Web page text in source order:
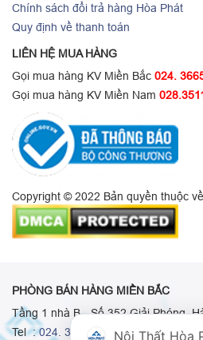
Chính sách đổi trả hàng Hòa Phát
Quy định về thanh toán
LIÊN HỆ MUA HÀNG
Gọi mua hàng KV Miền Bắc 024.
Gọi mua hàng KV Miền Nam
Copyright © 2022 Bản quyền thuộc
PHÒNG BÁN HÀNG MIỀN BẮC
Tầng 1 nhà B - Số 352 Giải Phóng,
Tel :024. 3665 8498-024. 3665
Nội Thất Hòa